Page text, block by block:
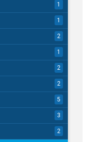
1
1
2
1
2
2
5
3
2